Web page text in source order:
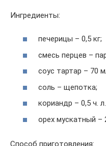
Ингредиенты:
печерицы – 0,5 кг;
смесь перцев –
соус тартар – 70
соль – щепотка;
кориандр – 0,5 ч.
орех мускатный –
Способ приготовления: